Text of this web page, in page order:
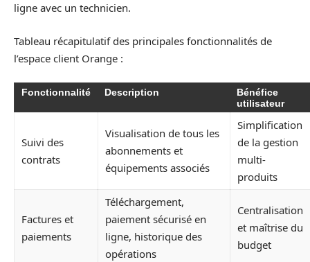
ligne avec un technicien.
Tableau récapitulatif des principales fonctionnalités de
l’espace client Orange :
Fonctionnalité Description
Bénéfice
utilisateur
Suivi des
contrats
Visualisation de tous les
abonnements et
équipements associés
Simplification
de la gestion
multi-
produits
Factures et
paiements
Téléchargement,
paiement sécurisé en
ligne, historique des
opérations
Centralisation
et maîtrise du
budget